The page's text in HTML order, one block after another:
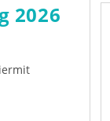
2026